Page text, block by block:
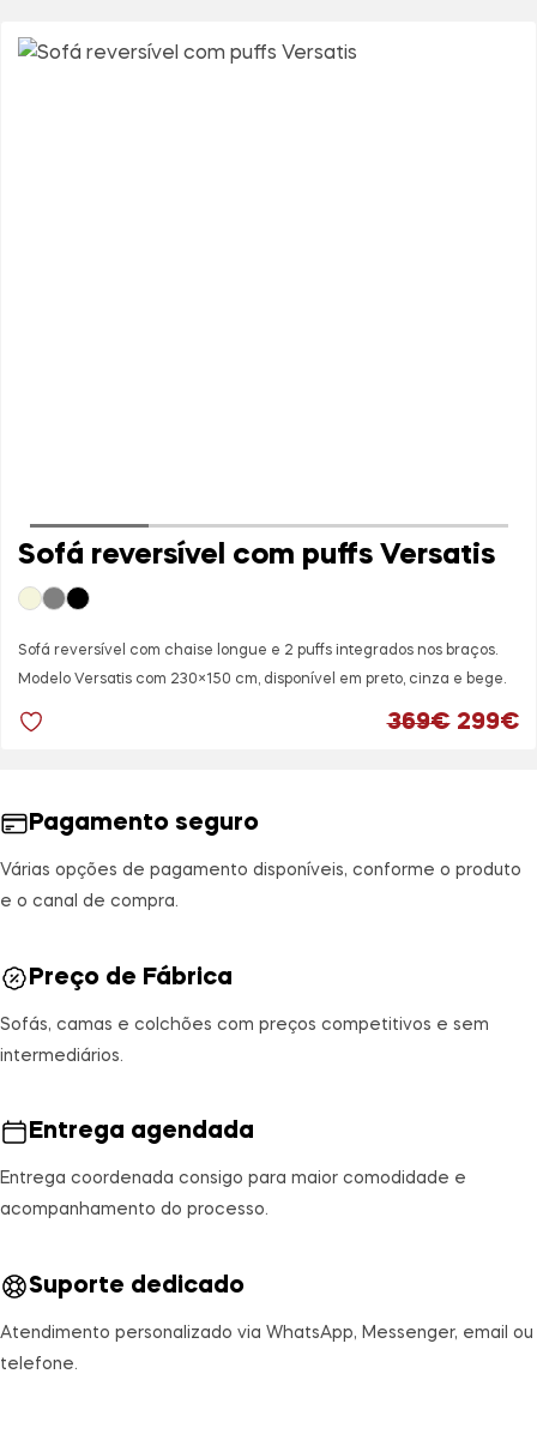
Sofá reversível com puffs Versatis
Sofá reversível com chaise longue e 2 puffs integrados nos braços.
Modelo Versatis com 230×150 cm, disponível em preto, cinza e bege.
369€ O
299€
Pagamento seguro
Várias opções de pagamento disponíveis, conforme o produto
e o canal de compra.
Preço de Fábrica
Sofás, camas e colchões com preços competitivos e sem
intermediários.
Entrega agendada
Entrega coordenada consigo para maior comodidade e
acompanhamento do processo.
Suporte dedicado
Atendimento personalizado via WhatsApp, Messenger, email ou
telefone.